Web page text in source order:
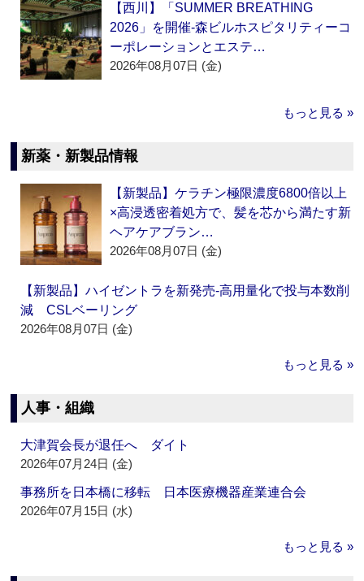
【西川】「SUMMER BREATHING
2026」を開催‐森ビルホスピタリティーコ
ーポレーションとエステ…
2026年08月07日 (金)
もっと見る »
新薬・新製品情報
【新製品】ケラチン極限濃度6800倍以上
×高浸透密着処方で、髪を芯から満たす新
ヘアケアブラン…
2026年08月07日 (金)
【新製品】ハイゼントラを新発売‐高用量化で投与本数削
減 CSLベーリング
2026年08月07日 (金)
もっと見る »
人事・組織
大津賀会長が退任へ ダイト
2026年07月24日 (金)
事務所を日本橋に移転 日本医療機器産業連合会
2026年07月15日 (水)
もっと見る »